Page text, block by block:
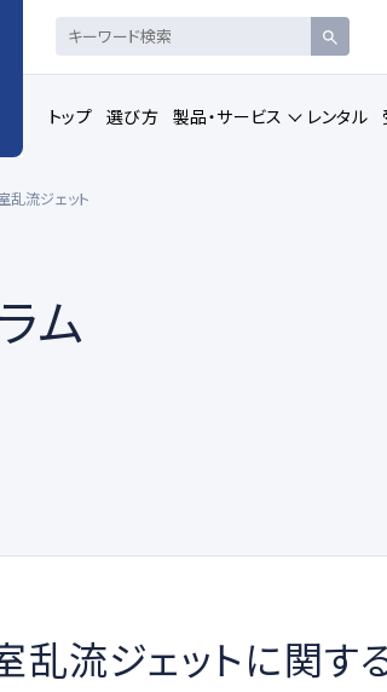
トップ 選び方 製品・サービス レンタル
ードカメラ・
メラ
乱流ジェット
ム
乱流ジェットに関す